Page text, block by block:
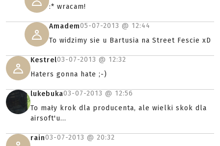
:* wracam!
Amadem05-07-2013 @ 12:44
To widzimy sie u Bartusia na Street Fescie xD
Kestrel03-07-2013 @ 12:32
Haters gonna hate ;-)
lukebuka03-07-2013 @ 12:56
To mały krok dla producenta, ale wielki skok dla
airsoft'u...
rain03-07-2013 @ 20:32